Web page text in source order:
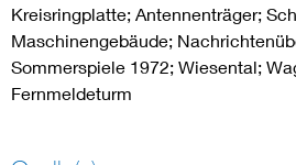
Kreisringplatte; Antennenträger;
Maschinengebäude;
Sommerspiele 1972; Wiesental;
Fernmeldeturm